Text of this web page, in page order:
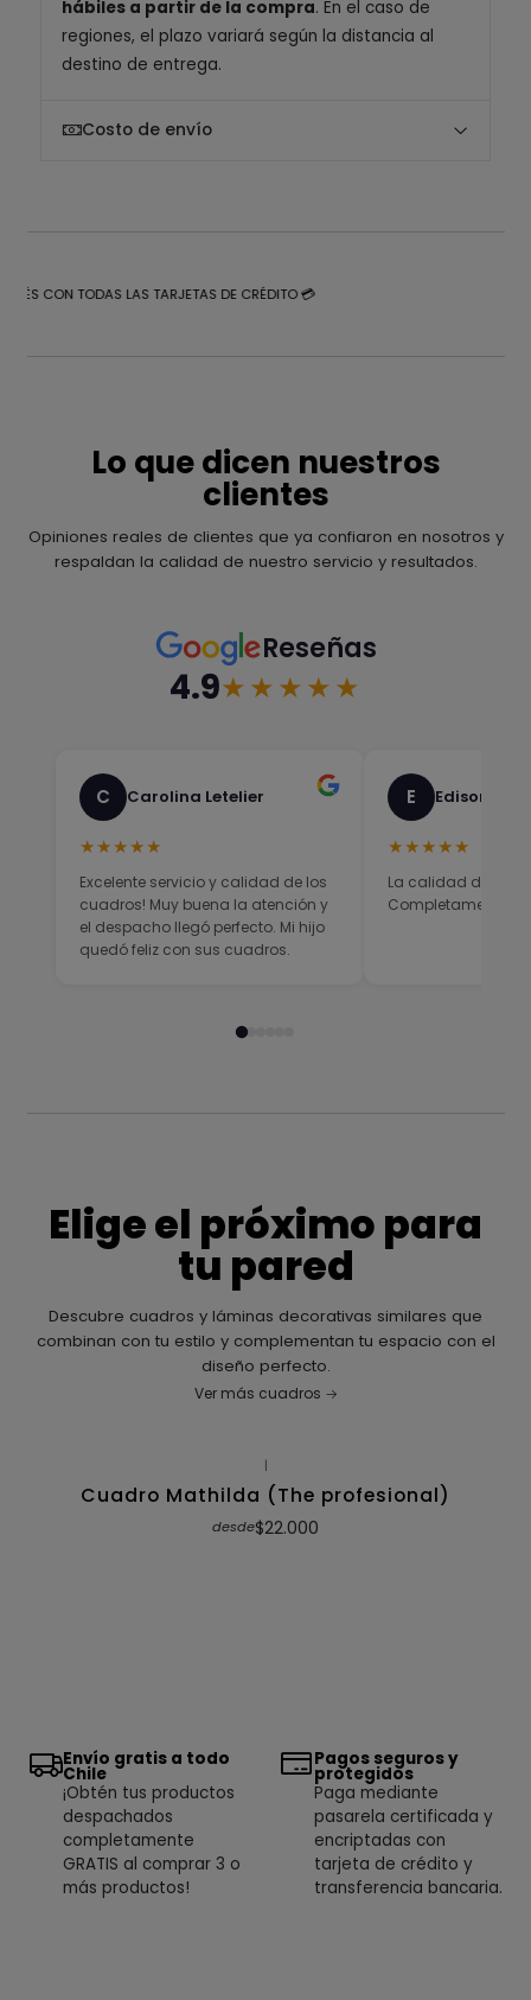
hábiles a partir de la compra. En el caso de
regiones, el plazo variará según la distancia al
destino de entrega.
Costo de envío
CON TODAS LAS TARJETAS DE CRÉDITO 💳
Lo que dicen nuestros
clientes
Opiniones reales de clientes que ya confiaron en nosotros y
respaldan la calidad de nuestro servicio y resultados.
Reseñas
4.9★★★★★
C Carolina Letelier
★★★★★
Excelente servicio y calidad de los
cuadros! Muy buena la atención y
el despacho llegó perfecto. Mi hijo
quedó feliz con sus cuadros.
E Edison
★★★★★
La calidad del
Completamente
Elige el próximo para
tu pared
Descubre cuadros y láminas decorativas similares que
combinan con tu estilo y complementan tu espacio con el
diseño perfecto.
Ver más cuadros
|
Cuadro Mathilda (The profesional)
desde$22.000
Envío gratis a todo
Chile
¡Obtén tus productos
despachados
completamente
GRATIS al comprar 3 o
más productos!
Pagos seguros y
protegidos
Paga mediante
pasarela certificada y
encriptadas con
tarjeta de crédito y
transferencia bancaria.